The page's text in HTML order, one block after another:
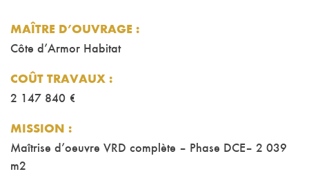
MAÎTRE D’OUVRAGE :
Côte d’Armor Habitat
COÛT TRAVAUX :
2 147 840 €
MISSION :
Maîtrise d’oeuvre VRD complète – Phase DCE– 2 039
m2